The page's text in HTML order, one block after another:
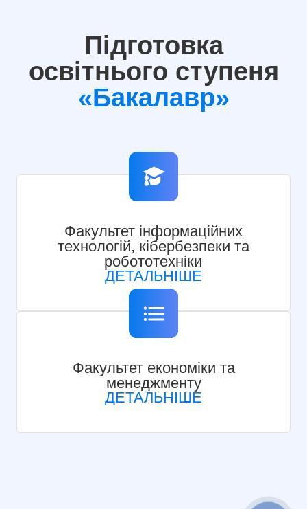
Підготовка
освітнього ступеня
«Бакалавр»
Факультет інформаційних
технологій, кібербезпеки та
робототехніки
ДЕТАЛЬНІШЕ
Факультет економіки та
менеджменту
ДЕТАЛЬНІШЕ